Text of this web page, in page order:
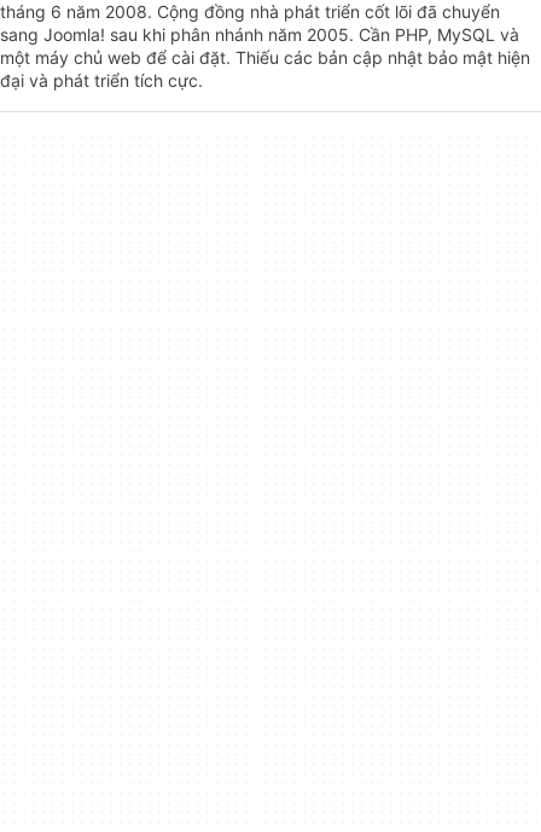
tháng 6 năm 2008. Cộng đồng nhà phát triển cốt lõi đã chuyển
sang Joomla! sau khi phân nhánh năm 2005. Cần PHP, MySQL và
một máy chủ web để cài đặt. Thiếu các bản cập nhật bảo mật hiện
đại và phát triển tích cực.